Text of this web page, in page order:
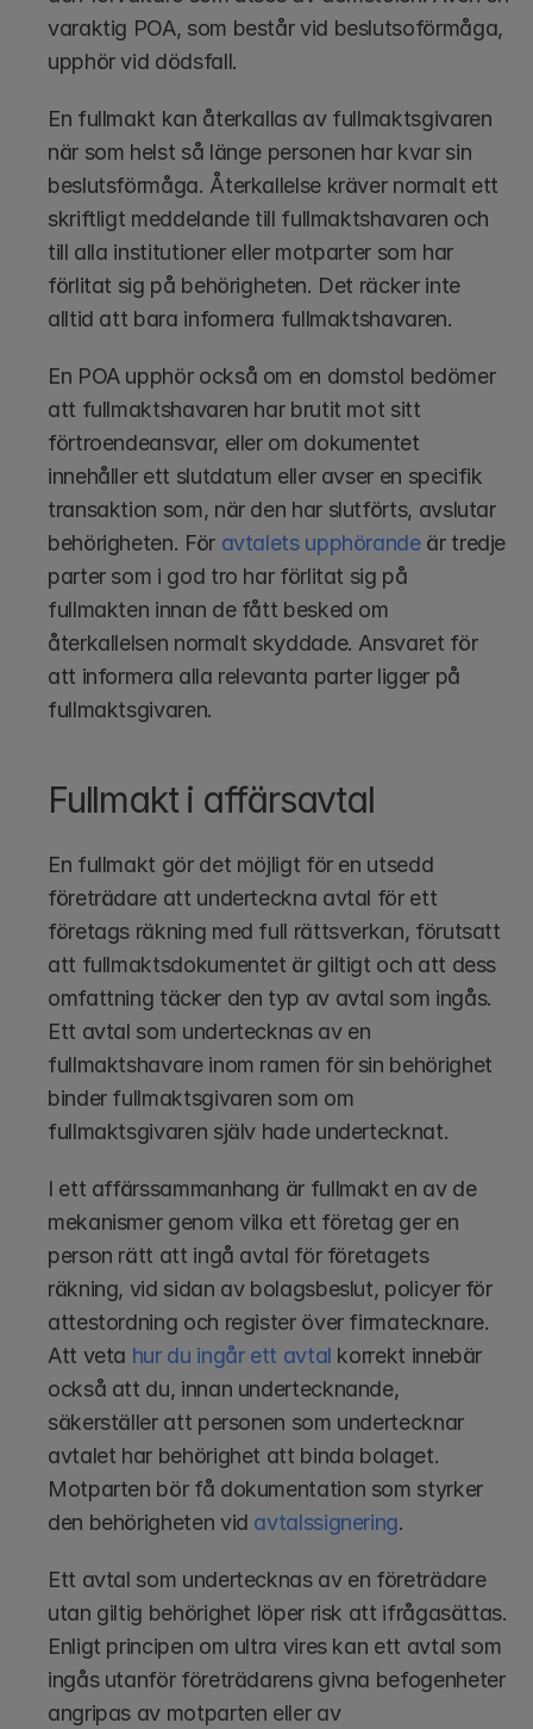
varaktig POA, som består vid beslutsoförmåga,
upphör vid dödsfall.
En fullmakt kan återkallas av fullmaktsgivaren
när som helst så länge personen har kvar sin
beslutsförmåga. Återkallelse kräver normalt ett
skriftligt meddelande till fullmaktshavaren och
till alla institutioner eller motparter som har
förlitat sig på behörigheten. Det räcker inte
alltid att bara informera fullmaktshavaren.
En POA upphör också om en domstol bedömer
att fullmaktshavaren har brutit mot sitt
förtroendeansvar, eller om dokumentet
innehåller ett slutdatum eller avser en specifik
transaktion som, när den har slutförts, avslutar
behörigheten. För avtalets upphörande är tredje
parter som i god tro har förlitat sig på
fullmakten innan de fått besked om
återkallelsen normalt skyddade. Ansvaret för
att informera alla relevanta parter ligger på
fullmaktsgivaren.
Fullmakt i affärsavtal
En fullmakt gör det möjligt för en utsedd
företrädare att underteckna avtal för ett
företags räkning med full rättsverkan, förutsatt
att fullmaktsdokumentet är giltigt och att dess
omfattning täcker den typ av avtal som ingås.
Ett avtal som undertecknas av en
fullmaktshavare inom ramen för sin behörighet
binder fullmaktsgivaren som om
fullmaktsgivaren själv hade undertecknat.
I ett affärssammanhang är fullmakt en av de
mekanismer genom vilka ett företag ger en
person rätt att ingå avtal för företagets
räkning, vid sidan av bolagsbeslut, policyer för
attestordning och register över firmatecknare.
Att veta hur du ingår ett avtal korrekt innebär
också att du, innan undertecknande,
säkerställer att personen som undertecknar
avtalet har behörighet att binda bolaget.
Motparten bör få dokumentation som styrker
den behörigheten vid avtalssignering.
Ett avtal som undertecknas av en företrädare
utan giltig behörighet löper risk att ifrågasättas.
Enligt principen om ultra vires kan ett avtal som
ingås utanför företrädarens givna befogenheter
angripas av motparten eller av